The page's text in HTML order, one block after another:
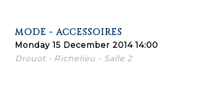
MODE - ACCESSOIRES
Monday 15 December 2014 14:00
Drouot - Richelieu - Salle 2